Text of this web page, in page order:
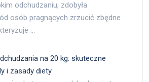
odchudzaniu, zdobyła
osób pragnących zrzucić zbędne
…
na 20 kg: skuteczne
i zasady diety